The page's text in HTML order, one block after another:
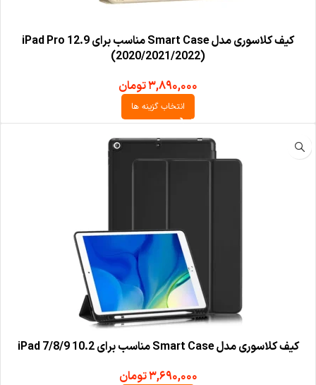
کیف کلاسوری مدل Smart Case مناسب برای iPad Pro 12.9
(2020/2021/2022)
۳,۸۹۰,۰۰۰تومان
انتخاب گزینه ها
کیف کلاسوری مدل Smart Case مناسب برای iPad 7/8/9 10.2
۳,۶۹۰,۰۰۰تومان